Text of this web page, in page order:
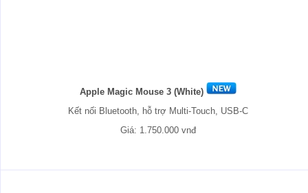
Apple Magic Mouse 3 (White)
Kết nối Bluetooth, hỗ trợ Multi-Touch, USB-C
Giá: 1.750.000 vnđ